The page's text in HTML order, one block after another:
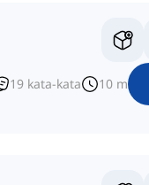
19 kata-kata 10 m